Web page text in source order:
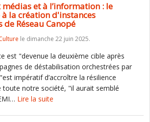
et à l’information : le
la création d'instances
Réseau Canopé
le dimanche 22 juin 2025.
est "devenue la deuxième cible après
de déstabilisation orchestrées par
impératif d’accroître la résilience
toute notre société, "il aurait semblé
Lire la suite